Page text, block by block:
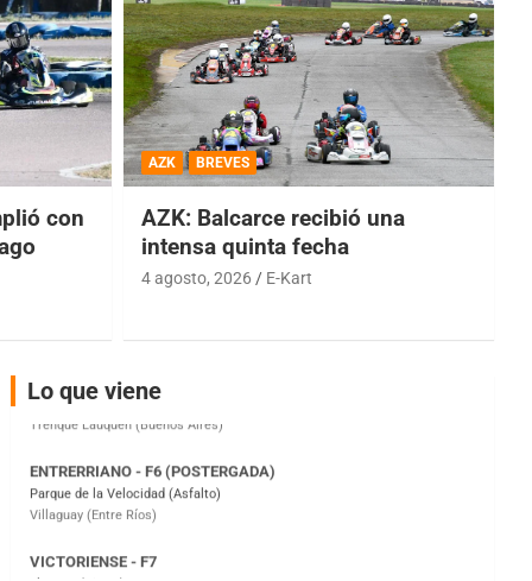
con
AZK BREVES
AZK: Balcarce recibió una
intensa quinta fecha
4 agosto, 2026 E-Kart
Lo que viene
COBERTURA ESPECIAL DE E-KART.COM.AR
IAME SERIES ARGENTINA 6
Ramiro Tot (Asfalto)
Baradero (Buenos Aires)
Parque de la Velocidad (Asfalto)
Villaguay (Entre Ríos)
El Cerro (Tierra)
Victoria (Entre Ríos)
Moto Club Reginense (Tierra)